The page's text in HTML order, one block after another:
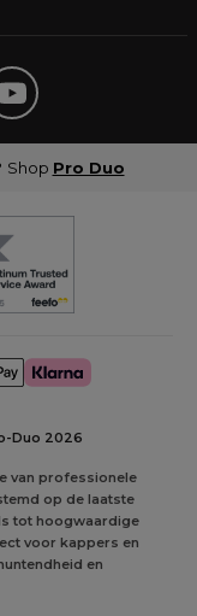
Shop Pro Duo
Duo 2026
van professionele
op de laatste
tot hoogwaardige
voor kappers en
en